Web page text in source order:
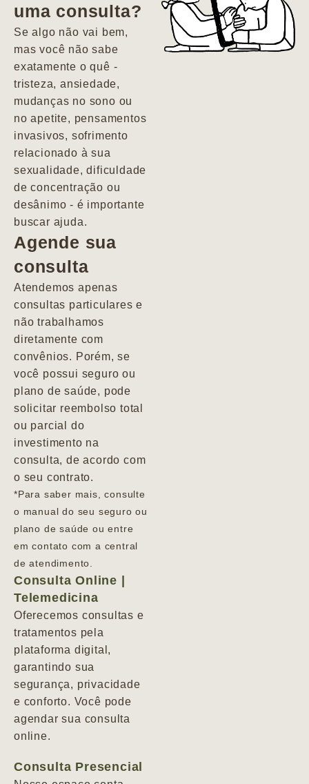
depressão e
agitação com
pensamentos
uma consulta?
Se algo não vai bem,
mas você não sabe
exatamente o quê -
tristeza, ansiedade,
mudanças no sono ou
no apetite, pensamentos
invasivos, sofrimento
relacionado à sua
sexualidade, dificuldade
de concentração ou
desânimo - é importante
buscar ajuda.
Agende sua
consulta
Atendemos apenas
consultas particulares e
não trabalhamos
diretamente com
convênios. Porém, se
você possui seguro ou
plano de saúde, pode
solicitar reembolso total
ou parcial do
investimento na
consulta, de acordo com
o seu contrato.
*Para saber mais, consulte
o manual do seu seguro ou
plano de saúde ou entre
em contato com a central
de atendimento.
Consulta Online |
Telemedicina
Oferecemos consultas e
tratamentos pela
plataforma digital,
garantindo sua
segurança, privacidade
e conforto. Você pode
agendar sua consulta
online.
Consulta Presencial